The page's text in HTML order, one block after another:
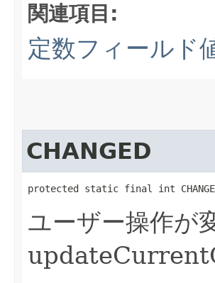
関連項目:
定数フィールド
CHANGED
protected static final int
ユーザー操作が